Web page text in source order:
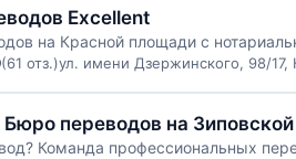
Excellent
на Красной площади с
(61 отз.)ул. имени Дзержинского, 98/17,
переводов на Зиповской
Команда профессиональных